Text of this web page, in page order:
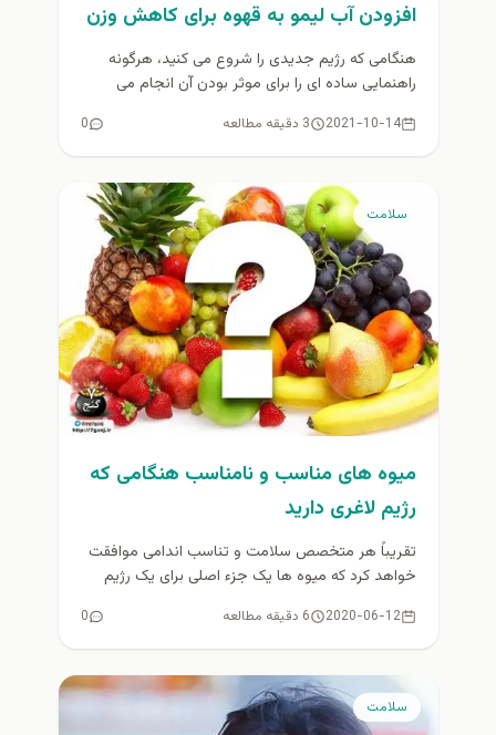
افزودن آب لیمو به قهوه برای کاهش وزن
هنگامی که رژیم جدیدی را شروع می کنید، هرگونه
راهنمایی ساده ای را برای موثر بودن آن انجام می
2021-10-14 3 دقیقه مطالعه 0
سلامت
میوه های مناسب و نامناسب هنگامی که
رژیم لاغری دارید
تقریباً هر متخصص سلامت و تناسب اندامی موافقت
خواهد کرد که میوه ها یک جزء اصلی برای یک رژیم
2020-06-12 6 دقیقه مطالعه 0
سلامت